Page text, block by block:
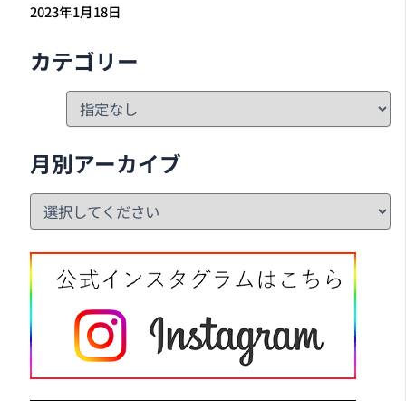
2023年1月18日
カテゴリー
月別アーカイブ